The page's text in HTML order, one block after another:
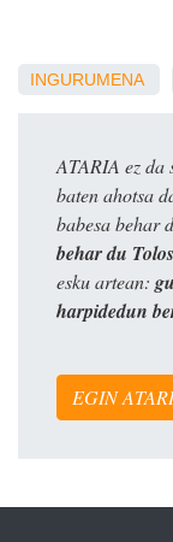
INGURUMENA
ATARIA ez da
baten ahotsa
babesa behar
behar du
esku artean:
harpidedun
EGIN